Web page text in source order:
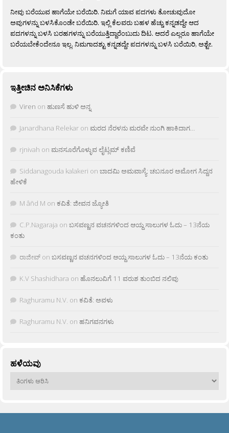
ನೀವು ಬರೆಯುವ ಹಾಗೆಯೇ ಬರೆಯಿರಿ. ನಿಮಗೆ ಯಾವ ಪದಗಳು ತೋಚುವುದೋ
ಅವುಗಳನ್ನು ಬಳಸಿಕೊಂಡೇ ಬರೆಯಿರಿ. ಇಲ್ಲಿ ಕೆಲವರು ಬಹಳ ಹೆಚ್ಚು ಕನ್ನಡದ್ದೇ ಆದ
ಪದಗಳನ್ನು ಬಳಸಿ ಬರಹಗಳನ್ನು ಬರೆಯುತ್ತಿದ್ದಾರೆಂಬುದು ದಿಟ. ಆದರೆ ಎಲ್ಲರೂ ಹಾಗೆಯೇ
ಬರೆಯಬೇಕೆಂದೇನೂ ಇಲ್ಲ. ನಿಮಗಾದಶ್ಟು ಕನ್ನಡದ್ದೇ ಪದಗಳನ್ನು ಬಳಸಿ ಬರೆಯಿರಿ, ಅಶ್ಟೇ.
ಇತ್ತೀಚಿನ ಅನಿಸಿಕೆಗಳು
Viren on ಹುಣಸೆ ಹುಳಿ ಅನ್ನ
Janardhana Relekar on ಮರದ ನೆರಳನು ಮರವೇ ನುಂಗಿ ಹಾಕಿದಾಗ…
rjnivah on ಮನಸೂರೆಗೊಳ್ಳುವ ಲೈಟ್ಲಮ್ ಕಣಿವೆ
Siddanagouda kalakeri on ಬಾದಮಿ ಅಮವಾಸ್ಯೆ: ಚಬನೂರ ಅಮೋಗ ಸಿದ್ದನ
ಹೇಳಿಕೆ
M âñd M on ಕವಿತೆ: ಜೀವನ ಜ್ಯೋತಿ
C.P.Nagaraja on ಬಸವಣ್ಣನ ವಚನಗಳಿಂದ ಆಯ್ದ ಸಾಲುಗಳ ಓದು – 13ನೆಯ
ಕಂತು
ರಾಜೀವ್ on ಬಸವಣ್ಣನ ವಚನಗಳಿಂದ ಆಯ್ದ ಸಾಲುಗಳ ಓದು – 13ನೆಯ ಕಂತು
K.V Shashidhara on ಹೊನಲುವಿಗೆ 11 ವರುಶ ತುಂಬಿದ ನಲಿವು
Raghuramu N.V. on ಕವಿತೆ: ಅವಳು
Raghuramu N.V. on ಹನಿಗವನಗಳು
ಹಳೆಯವು
ಹಳೆಯವು